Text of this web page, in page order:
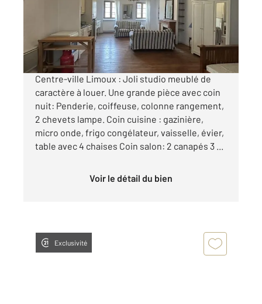
Appartement Studio à louer
500 €
par mois charges comprises
Centre-ville Limoux : Joli studio meublé de
caractère à louer. Une grande pièce avec coin
nuit: Penderie, coiffeuse, colonne rangement,
2 chevets lampe. Coin cuisine : gazinière,
micro onde, frigo congélateur, vaisselle, évier,
table avec 4 chaises Coin salon: 2 canapés 3 ...
Voir le détail du bien
Exclusivité